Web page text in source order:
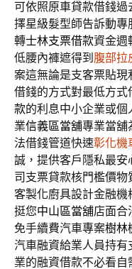
可依照原車貸款借錢
擇星級髮型師告訴動專
轉士林支票借款資金週
低腰內褲遮得到 腹部拉
案這無論是支客票貼現
借錢的方式對最低方
款的利息中小企業或
業信義區當舖專業當舖
法借錢管道快速彰化機
誠，提供客戶隱私最安
司支票貸款核門檻價
客製化廚具設計金融
挺您中山區當舖店面合
免手續費汽車專案樹林
汽車融資給業人員持有
業的融資借款不必看